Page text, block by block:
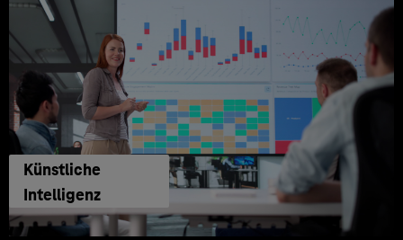
Künstliche
Intelligenz